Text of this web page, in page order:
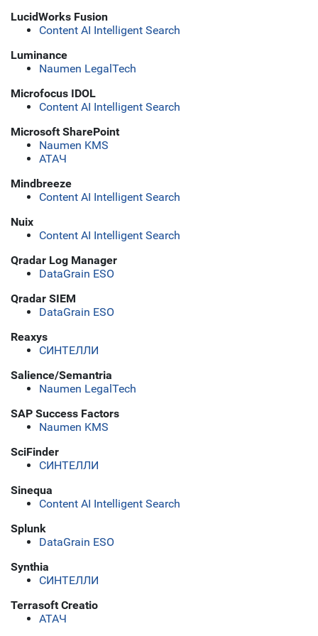
LucidWorks Fusion
Content AI Intelligent Search
Luminance
Naumen LegalTech
Microfocus IDOL
Content AI Intelligent Search
Microsoft SharePoint
Naumen KMS
АТАЧ
Mindbreeze
Content AI Intelligent Search
Nuix
Content AI Intelligent Search
Qradar Log Manager
DataGrain ESO
Qradar SIEM
DataGrain ESO
Reaxys
СИНТЕЛЛИ
Salience/Semantria
Naumen LegalTech
SAP Success Factors
Naumen KMS
SciFinder
СИНТЕЛЛИ
Sinequa
Content AI Intelligent Search
Splunk
DataGrain ESO
Synthia
СИНТЕЛЛИ
Terrasoft Creatio
АТАЧ